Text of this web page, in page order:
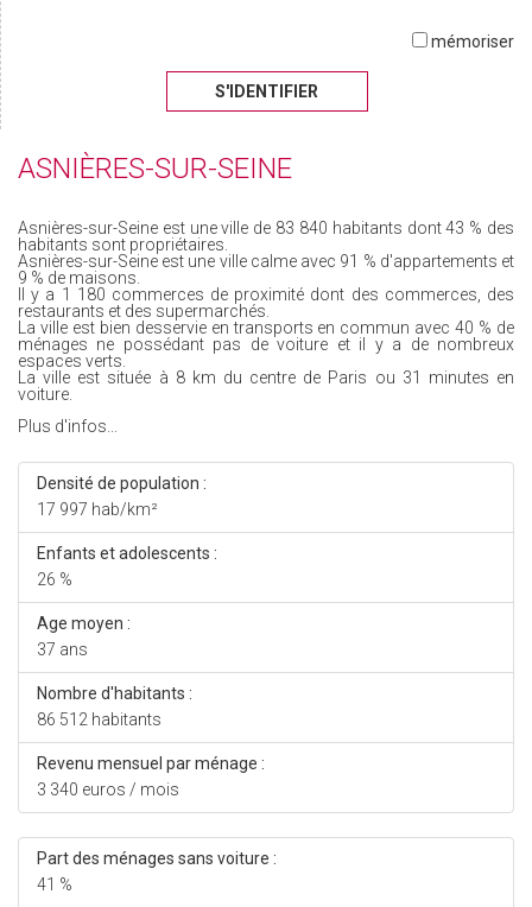
mémoriser
S'IDENTIFIER
ASNIÈRES-SUR-SEINE
Asnières-sur-Seine est une ville de 83 840 habitants dont 43 % des
habitants sont propriétaires.
Asnières-sur-Seine est une ville calme avec 91 % d'appartements et
9 % de maisons.
Il y a 1 180 commerces de proximité dont des commerces, des
restaurants et des supermarchés.
La ville est bien desservie en transports en commun avec 40 % de
ménages ne possédant pas de voiture et il y a de nombreux
espaces verts.
La ville est située à 8 km du centre de Paris ou 31 minutes en
voiture.
Plus d'infos...
Densité de population :
17 997 hab/km²
Enfants et adolescents :
26 %
Age moyen :
37 ans
Nombre d'habitants :
86 512 habitants
Revenu mensuel par ménage :
3 340 euros / mois
Part des ménages sans voiture :
41 %